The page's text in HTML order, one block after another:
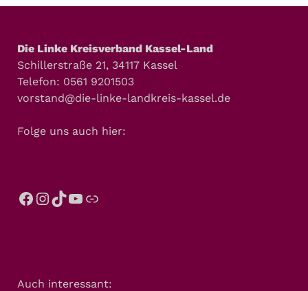
Die Linke Kreisverband Kassel-Land
Schillerstraße 21, 34117 Kassel
Telefon: 0561 9201503
vorstand@die-linke-landkreis-kassel.de
Folge uns auch hier:
Auch interessant: